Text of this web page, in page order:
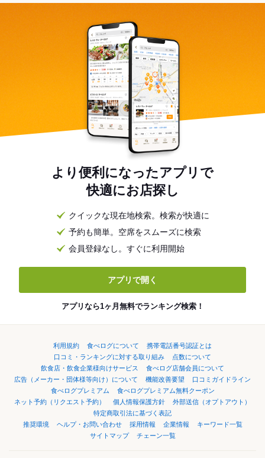
より便利になったアプリで
快適にお店探し
クイックな現在地検索。検索が快適に
予約も簡単。空席をスムーズに検索
会員登録なし。すぐに利用開始
アプリで開く
アプリなら1ヶ月無料でランキング検索！
利用規約 食べログについて
携帯電話番号認証とは
口コミ・ランキングに対する取り組み
点数について
飲食店・飲食企業様向けサービス
食べログ店舗会員について
広告（メーカー・団体様等向け）について
機能改善要望
口コミガイドライン
食べログプレミアム
食べログプレミアム無料クーポン
ネット予約（リクエスト予約）
個人情報保護方針
外部送信（オプトアウト）
特定商取引法に基づく表記
推奨環境
ヘルプ・お問い合わせ 採用情報 企業情報
キーワード一覧
サイトマップ
チェーン一覧